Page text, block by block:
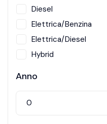
Diesel
Elettrica/Benzina
Elettrica/Diesel
Hybrid
Anno